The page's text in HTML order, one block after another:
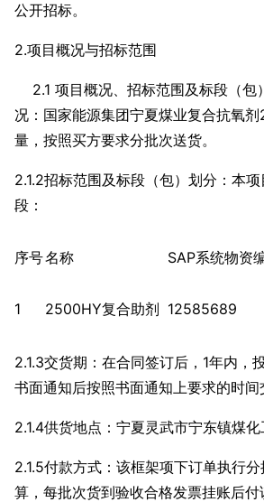
公开招标。
2.项目概况与招标范围
2.1 项目概况、招标范围及标段（包
况：国家能源集团宁夏煤业复合抗氧
量，按照买方要求分批次送货。
2.1.2招标范围及标段（包）划分：本
段：
序号名称 SAP系统物资
1 2500HY复合助剂 12585689
2.1.3交货期：在合同签订后，1年内，
书面通知后按照书面通知上要求的时间
2.1.4供货地点：宁夏灵武市宁东镇煤
2.1.5付款方式：该框架项下订单执行
算，每批次货到验收合格发票挂账后付